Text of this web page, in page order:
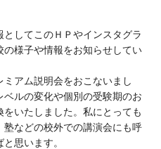
してこのＨＰやインスタグラ
の様子や情報をお知らせしてい
アム説明会をおこないまし
ルの変化や個別の受験期のお
いたしました。私にとっても
などの校外での講演会にも呼
思います。